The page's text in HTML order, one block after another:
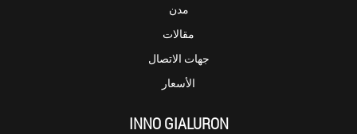
مدن
مقالات
جهات الاتصال
الأسعار
INNO GIALURON